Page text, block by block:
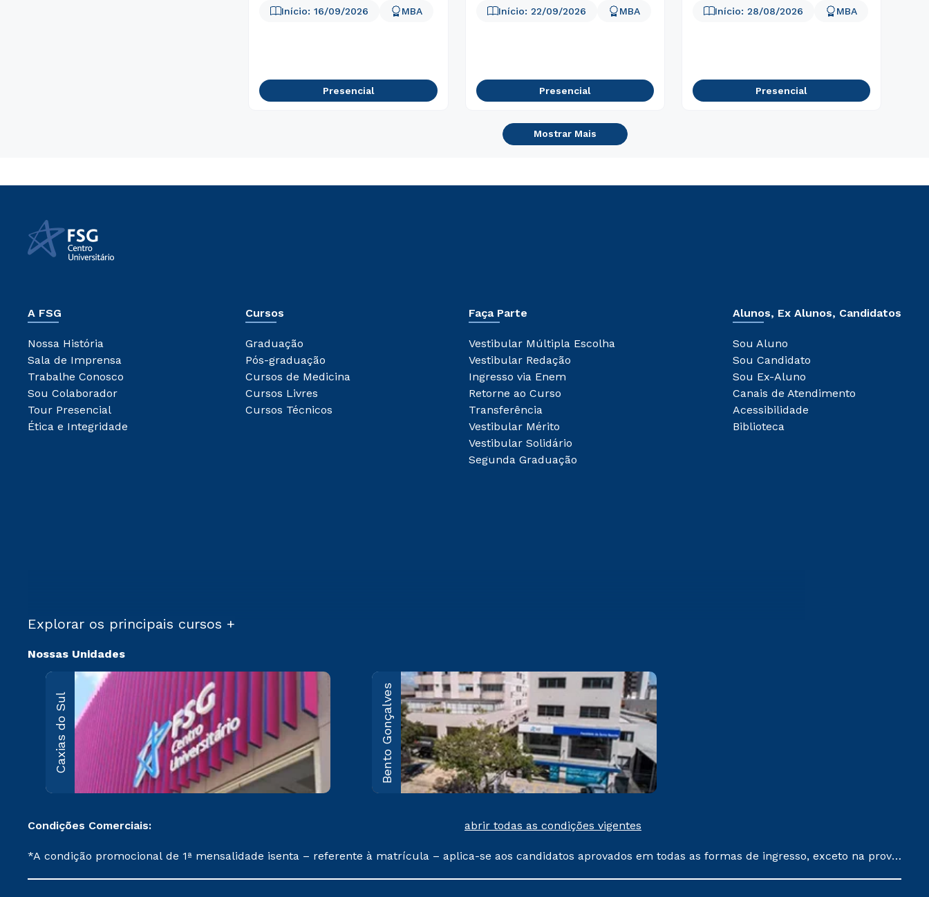
Início:16/09/2026 MBA
Presencial
Início: 22/09/2026 MBA
Presencial
Início:28/08/2026 MBA
Presencial
Mostrar Mais
A FSG
Nossa História
Sala de Imprensa
Trabalhe Conosco
Sou Colaborador
Tour Presencial
Ética e Integridade
Cursos
Graduação
Pós-graduação
Cursos de Medicina
Cursos Livres
Cursos Técnicos
Faça Parte
Vestibular Múltipla Escolha
Vestibular Redação
Ingresso via Enem
Retorne ao Curso
Transferência
Vestibular Mérito
Vestibular Solidário
Segunda Graduação
Alunos, Ex Alunos, Candidatos
Sou Aluno
Sou Candidato
Sou Ex-Aluno
Canais de Atendimento
Acessibilidade
Biblioteca
Explorar os principais cursos +
Nossas Unidades
Caxias do Sul
Caxias do Sul
Rua Marechal Floriano, 1229 -
Saiba mais
Bento Gonçalves
Condições Comerciais: abrir todas as condições vigentes
*A condição promocional de 1ª mensalidade isenta – referente à matrícula – aplica-se aos candidatos aprovados em todas as formas de ingresso, exceto na prova